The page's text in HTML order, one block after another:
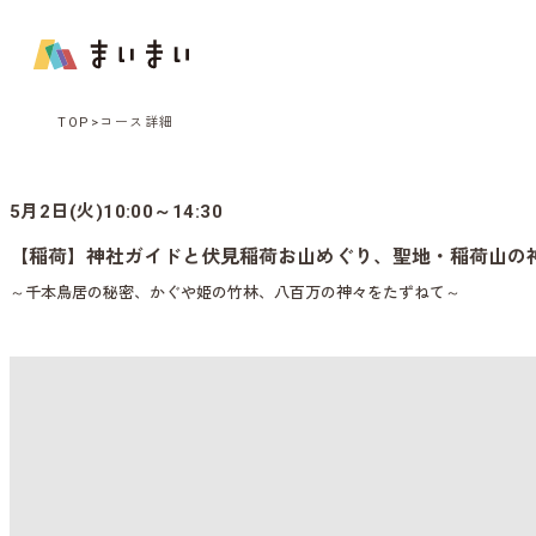
TOP コース詳細
5月2日(火)10:00～14:30
【稲荷】神社ガイドと伏見稲荷お山めぐり、聖地・稲荷山の
～千本鳥居の秘密、かぐや姫の竹林、八百万の神々をたずねて～